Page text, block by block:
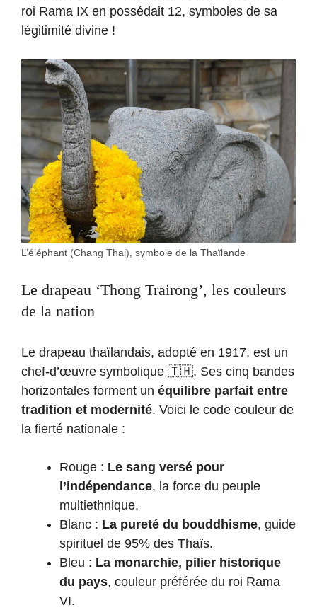
roi Rama IX en possédait 12, symboles de sa
légitimité divine !
L’éléphant (Chang Thai), symbole de la Thaïlande
Le drapeau ‘Thong Trairong’, les couleurs
de la nation
Le drapeau thaïlandais, adopté en 1917, est un
chef-d’œuvre symbolique 🇹🇭. Ses cinq bandes
horizontales forment un équilibre parfait entre
tradition et modernité. Voici le code couleur de
la fierté nationale :
Rouge : Le sang versé pour
l’indépendance, la force du peuple
multiethnique.
Blanc : La pureté du bouddhisme, guide
spirituel de 95% des Thaïs.
Bleu : La monarchie, pilier historique
du pays, couleur préférée du roi Rama
VI.